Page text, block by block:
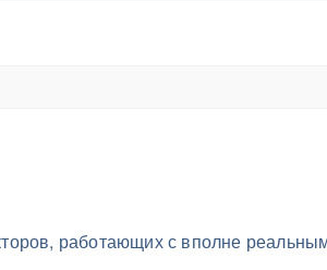
работающих с вполне